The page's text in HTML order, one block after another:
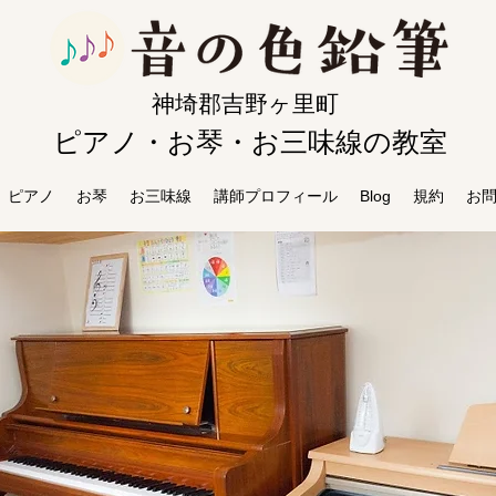
​神埼郡吉野ヶ里町
ピアノ・お琴・お三味線の教室
ピアノ お琴 お三味線 講師プロフィール Blog 規約 お